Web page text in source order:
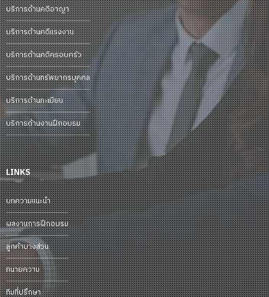
บริการด้านคดีอาญา
บริการด้านคดีแรงงาน
บริการด้านคดีครอบครัว
บริการด้านทรัพยากรบุคคล
บริการด้านทะเบียน
บริการด้านงานฝึกอบรม
LINKS
บทความแนะนำ
ผลงานการฝึกอบรม
ลูกค้าบางส่วน
ทนายความ
ทีมที่ปรึกษา